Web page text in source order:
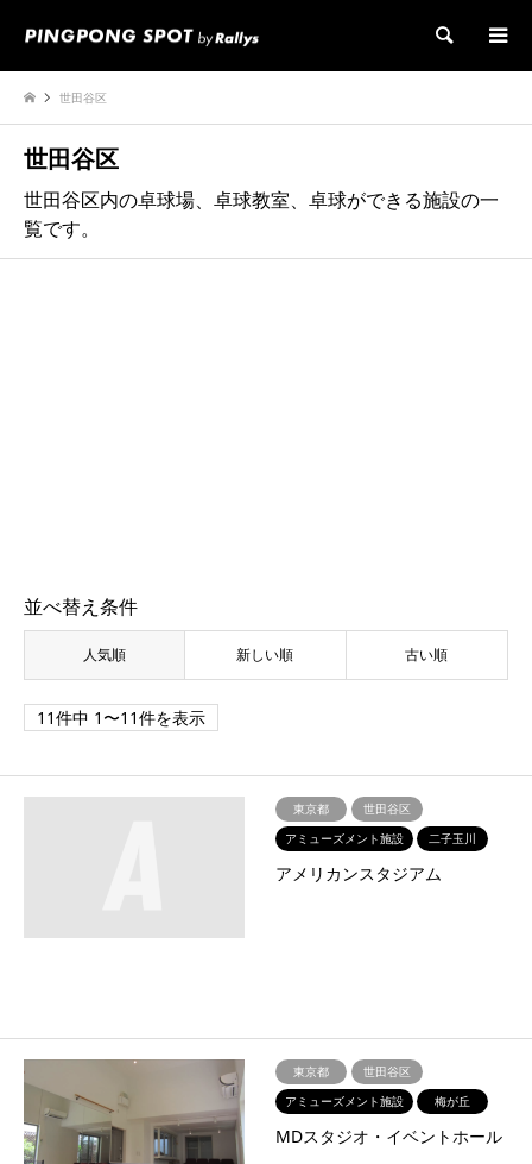
検索
世田谷区
世田谷区
世田谷区内の卓球場、卓球教室、卓球ができる施設の一
覧です。
並べ替え条件
人気順 新しい順 古い順
11件中 1〜11件を表示
東京都
世田谷区
アミューズメント施設
二子玉川
アメリカンスタジアム
東京都
世田谷区
アミューズメント施設
梅が丘
MDスタジオ・イベントホール